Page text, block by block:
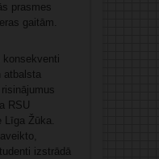
prasmes
gaitām.
konsekventi
atbalsta
RSU
Līga Žūka.
izstrādā